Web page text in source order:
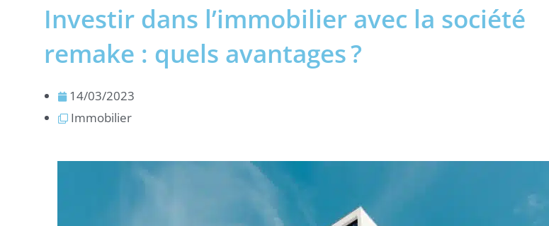
Investir dans l’immobilier avec la société
remake : quels avantages ?
14/03/2023
Immobilier